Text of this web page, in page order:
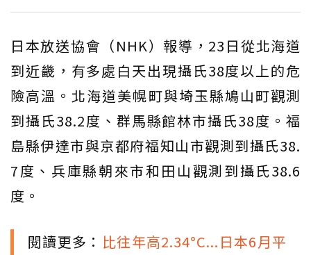
日本放送協會（NHK）報導，23日從北海道
到近畿，有多處白天出現攝氏38度以上的危
險高溫。北海道美幌町與埼玉縣鳩山町觀測
到攝氏38.2度、群馬縣館林市攝氏38度。福
島縣伊達市與京都府福知山市觀測到攝氏38.
7度、兵庫縣朝來市和田山觀測到攝氏38.6
度。
閱讀更多： 比往年高2.34°C...日本6月平